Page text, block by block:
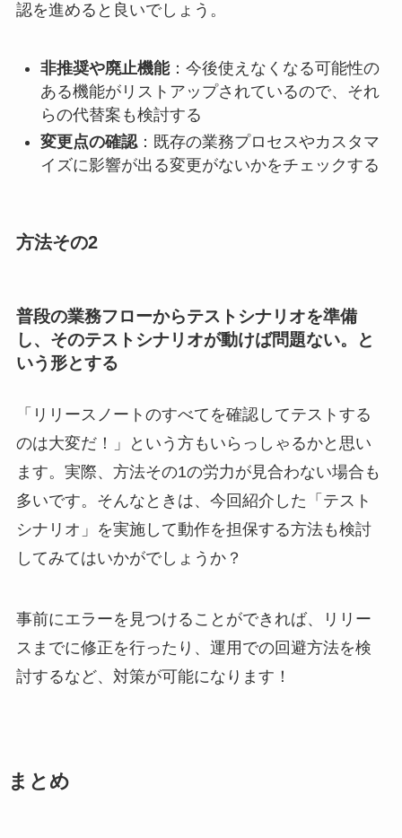
認を進めると良いでしょう。
非推奨や廃止機能：今後使えなくなる可能性の
ある機能がリストアップされているので、それ
らの代替案も検討する
変更点の確認：既存の業務プロセスやカスタマ
イズに影響が出る変更がないかをチェックする
方法その2
普段の業務フローからテストシナリオを準備
し、そのテストシナリオが動けば問題ない。と
いう形とする
「リリースノートのすべてを確認してテストする
のは大変だ！」という方もいらっしゃるかと思い
ます。実際、方法その1の労力が見合わない場合も
多いです。そんなときは、今回紹介した「テスト
シナリオ」を実施して動作を担保する方法も検討
してみてはいかがでしょうか？
事前にエラーを見つけることができれば、リリー
スまでに修正を行ったり、運用での回避方法を検
討するなど、対策が可能になります！
まとめ